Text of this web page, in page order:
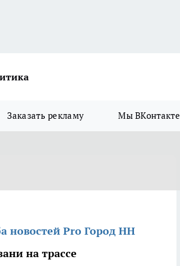
Заказать рекламу Мы ВКонтакте
новостей Pro Город НН
на трассе